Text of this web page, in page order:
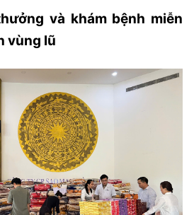
và khám bệnh miễn
vùng lũ